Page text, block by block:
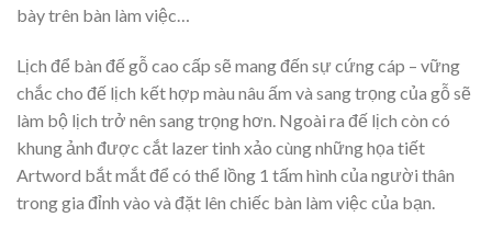
bày trên bàn làm việc…
Lịch để bàn đế gỗ cao cấp sẽ mang đến sự cứng cáp – vững
chắc cho đế lịch kết hợp màu nâu ấm và sang trọng của gỗ sẽ
làm bộ lịch trở nên sang trọng hơn. Ngoài ra đế lịch còn có
khung ảnh được cắt lazer tinh xảo cùng những họa tiết
Artword bắt mắt để có thể lồng 1 tấm hình của người thân
trong gia đỉnh vào và đặt lên chiếc bàn làm việc của bạn.